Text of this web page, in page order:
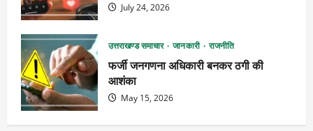
July 24, 2026
उत्तराखण्ड समाचार जानकारी राजनीति
फर्जी जनगणना अधिकारी बनकर ठगी की
आशंका
May 15, 2026